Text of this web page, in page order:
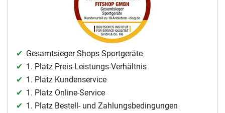
Gesamtsieger Shops Sportgeräte
1. Platz Preis-Leistungs-Verhältnis
1. Platz Kundenservice
1. Platz Online-Service
1. Platz Bestell- und Zahlungsbedingungen